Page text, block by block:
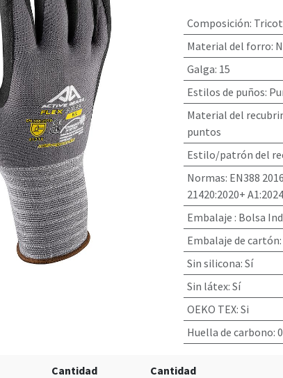
Composición:
Material del forro:
Galga: 15
Estilos de puños:
Material del
puntos
Estilo/patrón del
Normas: EN388
21420:2020+ A1:2024
Embalaje : Bolsa
Embalaje de cartón:
Sin silicona: Sí
Sin látex: Sí
OEKO TEX: Si
Huella de carbono:
Cantidad
Cantidad